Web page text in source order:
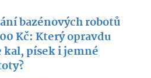
bazénových robotů
Kč: Který opravdu
kal, písek i jemné